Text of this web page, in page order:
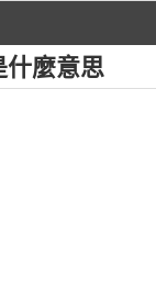
什麼意思